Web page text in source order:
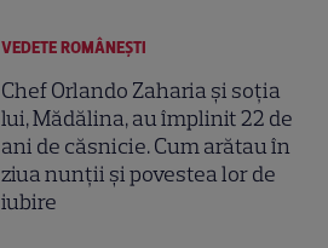
VEDETE ROMÂNEŞTI
Chef Orlando Zaharia și soția
lui, Mădălina, au împlinit 22 de
ani de căsnicie. Cum arătau în
ziua nunții și povestea lor de
iubire